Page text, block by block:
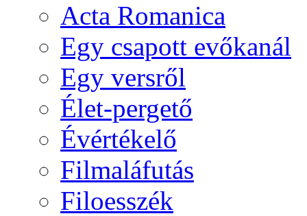
Acta Romanica
Egy csapott evőkanál
Egy versről
Élet-pergető
Évértékelő
Filmaláfutás
Filoesszék